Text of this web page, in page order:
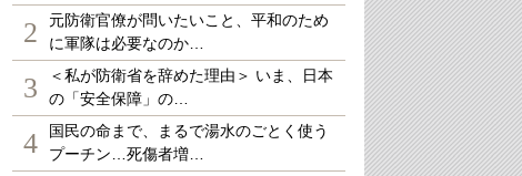
2
元防衛官僚が問いたいこと、平和のため
に軍隊は必要なのか…
3
＜私が防衛省を辞めた理由＞ いま、日本
の「安全保障」の…
4
国民の命まで、まるで湯水のごとく使う
プーチン…死傷者増…